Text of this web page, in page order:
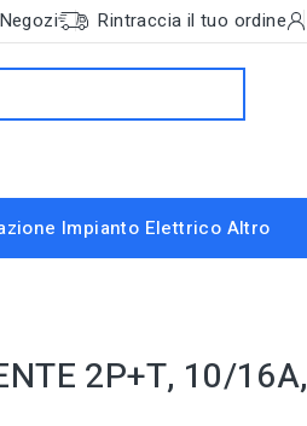
Rintraccia il tuo ordine
Impianto Elettrico Altro
2P+T, 10/16A,